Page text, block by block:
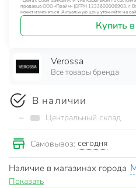
продавца ООО «Прайм» (ОГРН 1233600006903, г.
может изменяться. Актуальную цену уточняйте на
Купить
Verossa
Все товары бренда
В наличии
~ Центральный склад
Самовывоз: сегодня
Наличие в магазинах города
Показать